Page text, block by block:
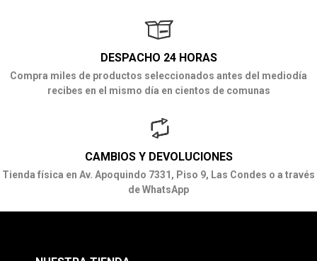
DESPACHO 24 HORAS
Compra miles de productos seleccionados antes del mediodía
recibes en el mismo día en cientos de comunas
CAMBIOS Y DEVOLUCIONES
Tienda física en Av. Apoquindo 7331, Piso 9, Las Condes o a través
de WhatsApp